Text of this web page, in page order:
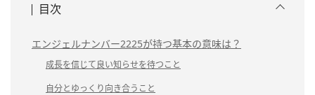
目次
エンジェルナンバー2225が持つ基本の意味は？
成長を信じて良い知らせを待つこと
自分とゆっくり向き合うこと